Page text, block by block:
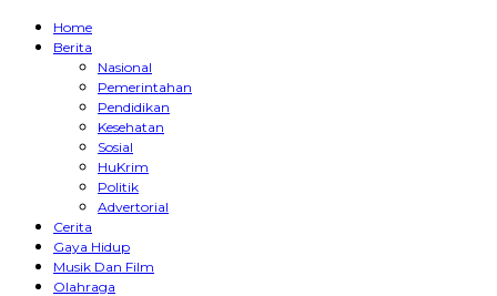
Home
Berita
Nasional
Pemerintahan
Pendidikan
Kesehatan
Sosial
HuKrim
Politik
Advertorial
Cerita
Gaya Hidup
Musik Dan Film
Olahraga